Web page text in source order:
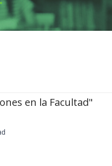
en la Facultad"